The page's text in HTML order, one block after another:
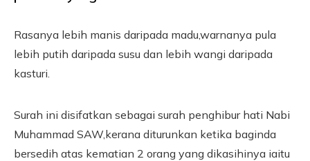
Rasanya lebih manis daripada madu,warnanya pula
lebih putih daripada susu dan lebih wangi daripada
kasturi.
Surah ini disifatkan sebagai surah penghibur hati Nabi
Muhammad SAW,kerana diturunkan ketika baginda
bersedih atas kematian 2 orang yang dikasihinya iaitu